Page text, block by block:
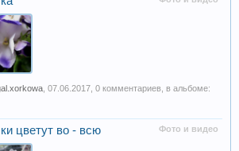
07.06.2017 , 0 комментариев, в альбоме:
Фото и видео
цветут во - всю